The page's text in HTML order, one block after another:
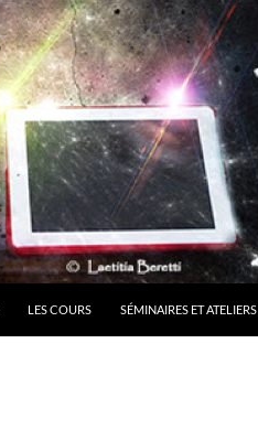
LES COURS SÉMINAIRES ET ATELIERS